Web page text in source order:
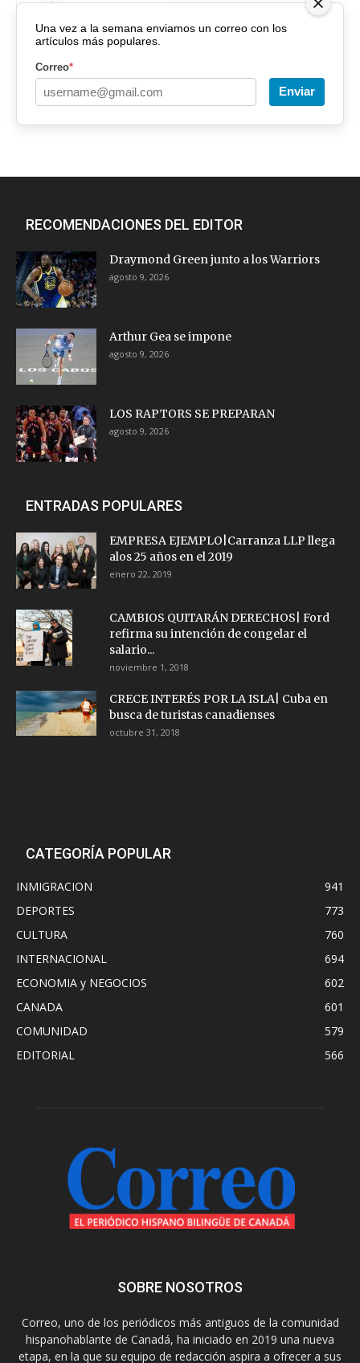
Una vez a la semana enviamos un correo con los
artículos más populares.
Correo*
Enviar
RECOMENDACIONES DEL EDITOR
Draymond Green junto a los Warriors
agosto 9, 2026
Arthur Gea se impone
agosto 9, 2026
LOS RAPTORS SE PREPARAN
agosto 9, 2026
ENTRADAS POPULARES
EMPRESA EJEMPLO|Carranza LLP llega
alos 25 años en el 2019
enero 22, 2019
CAMBIOS QUITARÁN DERECHOS| Ford
refirma su intención de congelar el
salario...
noviembre 1, 2018
CRECE INTERÉS POR LA ISLA| Cuba en
busca de turistas canadienses
octubre 31, 2018
CATEGORÍA POPULAR
INMIGRACION
941
DEPORTES
773
CULTURA
760
INTERNACIONAL
694
ECONOMIA y NEGOCIOS
602
CANADA
601
COMUNIDAD
579
EDITORIAL
566
SOBRE NOSOTROS
Correo, uno de los periódicos más antiguos de la comunidad
hispanohablante de Canadá, ha iniciado en 2019 una nueva
etapa, en la que su equipo de redacción aspira a ofrecer a sus